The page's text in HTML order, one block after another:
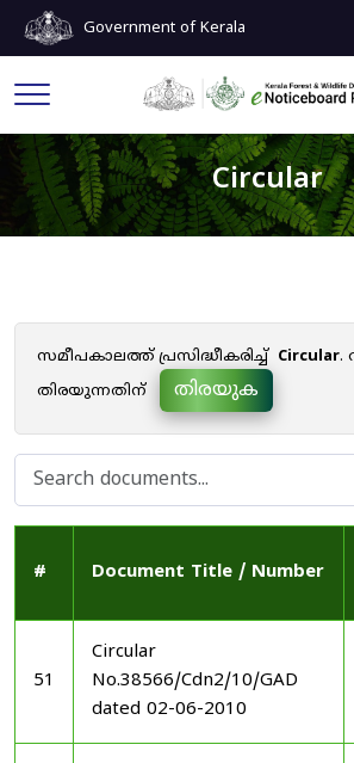
Government of Kerala
Circular
സമീപകാലത്ത് പ്രസിദ്ധീകരിച്ച് Circular.
തിരയുന്നതിന്
തിരയുക
# Document Title / Number
51
Circular
No.38566/Cdn2/10/GAD
dated 02-06-2010